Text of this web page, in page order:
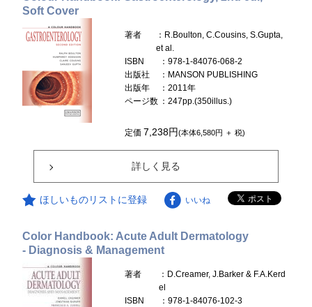
Soft Cover
著者
：R.Boulton, C.Cousins, S.Gupta,
et al.
ISBN
：978-1-84076-068-2
出版社
：MANSON PUBLISHING
出版年
：2011年
ページ数 ：247pp.(350illus.)
定価 7,238円(本体6,580円 ＋ 税)
詳しく見る
ほしいものリストに登録 いいね
Color Handbook: Acute Adult Dermatology
- Diagnosis & Management
著者
：D.Creamer, J.Barker & F.A.Kerd
el
ISBN
：978-1-84076-102-3